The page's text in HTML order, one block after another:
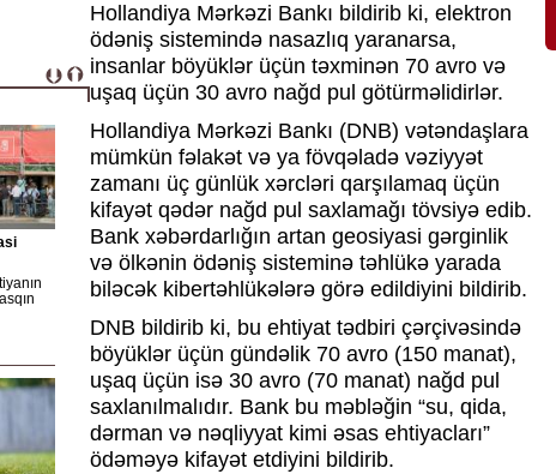
Hollandiya Mərkəzi Bankı bildirib ki, elektron
ödəniş sistemində nasazlıq yaranarsa,
insanlar böyüklər üçün təxminən 70 avro və
uşaq üçün 30 avro nağd pul götürməlidirlər.
Hollandiya Mərkəzi Bankı (DNB) vətəndaşlara
mümkün fəlakət və ya fövqəladə vəziyyət
zamanı üç günlük xərcləri qarşılamaq üçün
kifayət qədər nağd pul saxlamağı tövsiyə edib.
Bank xəbərdarlığın artan geosiyasi gərginlik
və ölkənin ödəniş sisteminə təhlükə yarada
biləcək kibertəhlükələrə görə edildiyini bildirib.
DNB bildirib ki, bu ehtiyat tədbiri çərçivəsində
böyüklər üçün gündəlik 70 avro (150 manat),
uşaq üçün isə 30 avro (70 manat) nağd pul
saxlanılmalıdır. Bank bu məbləğin “su, qida,
dərman və nəqliyyat kimi əsas ehtiyacları”
ödəməyə kifayət etdiyini bildirib.